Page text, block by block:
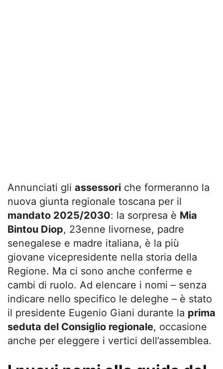
Annunciati gli assessori che formeranno la
nuova giunta regionale toscana per il
mandato 2025/2030: la sorpresa è Mia
Bintou Diop, 23enne livornese, padre
senegalese e madre italiana, è la più
giovane vicepresidente nella storia della
Regione. Ma ci sono anche conferme e
cambi di ruolo. Ad elencare i nomi – senza
indicare nello specifico le deleghe – è stato
il presidente Eugenio Giani durante la prima
seduta del Consiglio regionale, occasione
anche per eleggere i vertici dell’assemblea.